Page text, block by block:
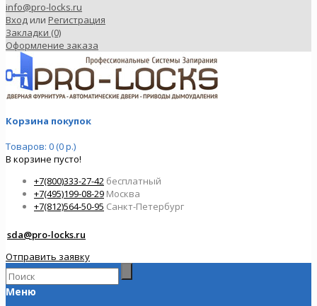
info@pro-locks.ru
Вход или Регистрация
Закладки (0)
Оформление заказа
Корзина покупок
Товаров: 0 (0 р.)
В корзине пусто!
+7(800)333-27-42 бесплатный
+7(495)199-08-29 Москва
+7(812)564-50-95 Санкт-Петербург
sda@pro-locks.ru
Отправить заявку
Меню